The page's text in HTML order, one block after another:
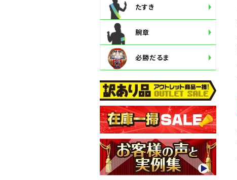
たすき
腕章
必勝だるま